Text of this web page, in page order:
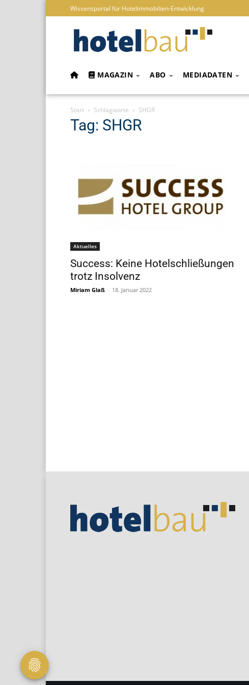
Wissensportal für Hotelimmobilien-Entwicklung
MAGAZIN ABO MEDIADATEN
Start Schlagworte SHGR
Tag: SHGR
Aktuelles
Success: Keine Hotelschließungen
trotz Insolvenz
Miriam Glaß - 18. Januar 2022